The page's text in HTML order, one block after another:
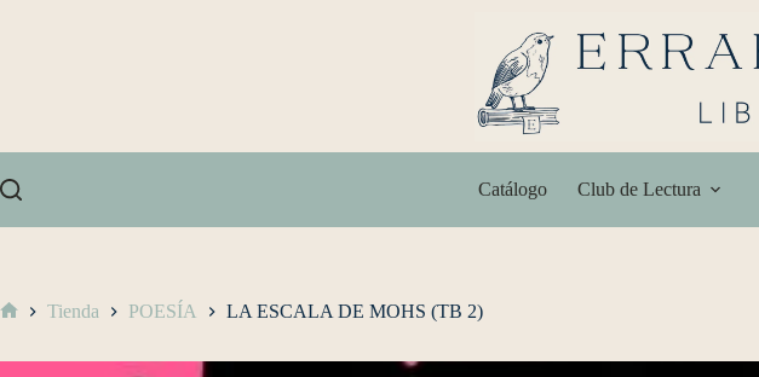
Catálogo Club de Lectura
Tienda POESÍA LA ESCALA DE MOHS (TB 2)